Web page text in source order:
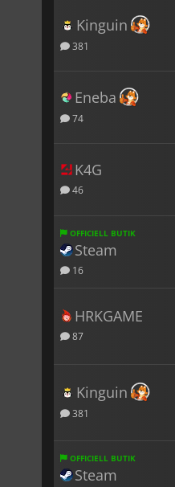
Kinguin
381
Eneba
74
K4G
46
OFFICIELL BUTIK
Steam
16
HRKGAME
87
Kinguin
381
OFFICIELL BUTIK
Steam